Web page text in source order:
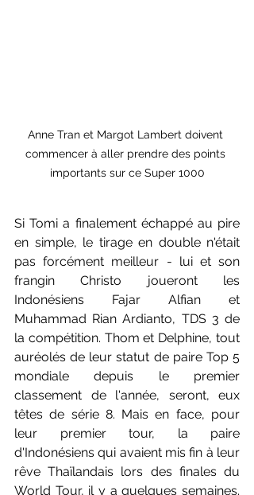
Anne Tran et Margot Lambert doivent
commencer à aller prendre des points
importants sur ce Super 1000
Si Tomi a finalement échappé au pire
en simple, le tirage en double n'était
pas forcément meilleur - lui et son
frangin Christo joueront les
Indonésiens Fajar Alfian et
Muhammad Rian Ardianto, TDS 3 de
la compétition. Thom et Delphine, tout
auréolés de leur statut de paire Top 5
mondiale depuis le premier
classement de l'année, seront, eux
têtes de série 8. Mais en face, pour
leur premier tour, la paire
d'Indonésiens qui avaient mis fin à leur
rêve Thaïlandais lors des finales du
World Tour, il y a quelques semaines.